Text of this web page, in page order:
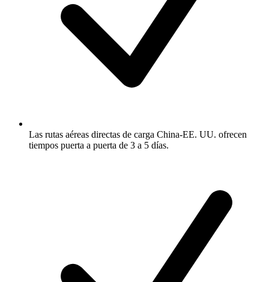
Las rutas aéreas directas de carga China-EE. UU. ofrecen
tiempos puerta a puerta de 3 a 5 días.